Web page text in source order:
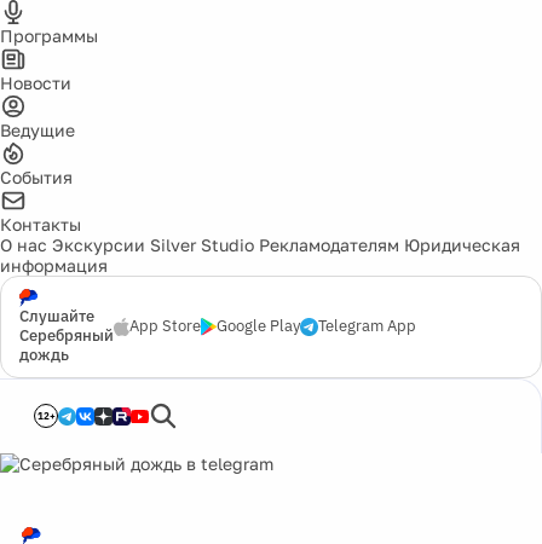
Программы
Новости
Ведущие
События
Контакты
О нас Экскурсии Silver Studio Рекламодателям Юридическая
информация
Слушайте
Серебряный
дождь
App Store Google Play Telegram App
12+